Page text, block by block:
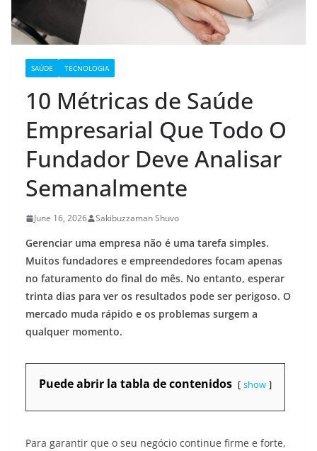
SAÚDE TECNOLOGIA
10 Métricas de Saúde
Empresarial Que Todo O
Fundador Deve Analisar
Semanalmente
June 16, 2026 Sakibuzzaman Shuvo
Gerenciar uma empresa não é uma tarefa simples.
Muitos fundadores e empreendedores focam apenas
no faturamento do final do mês. No entanto, esperar
trinta dias para ver os resultados pode ser perigoso. O
mercado muda rápido e os problemas surgem a
qualquer momento.
Puede abrir la tabla de contenidos show
Para garantir que o seu negócio continue firme e forte,